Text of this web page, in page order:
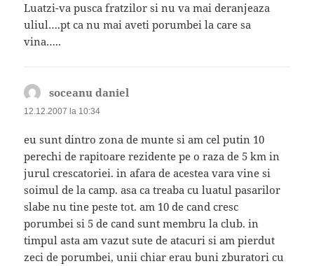
Luatzi-va pusca fratzilor si nu va mai deranjeaza
uliul….pt ca nu mai aveti porumbei la care sa
vina…..
soceanu daniel
12.12.2007 la 10:34
eu sunt dintro zona de munte si am cel putin 10
perechi de rapitoare rezidente pe o raza de 5 km in
jurul crescatoriei. in afara de acestea vara vine si
soimul de la camp. asa ca treaba cu luatul pasarilor
slabe nu tine peste tot. am 10 de cand cresc
porumbei si 5 de cand sunt membru la club. in
timpul asta am vazut sute de atacuri si am pierdut
zeci de porumbei, unii chiar erau buni zburatori cu